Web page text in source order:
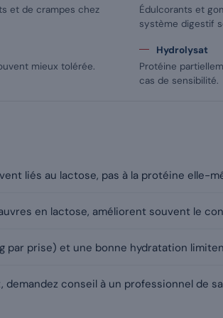
et de crampes chez
Édulcorants et
système digestif
mieux tolérée.
Hydrolysat
Protéine
cas de sensibilité.
liés au lactose, pas à la protéine elle-
en lactose, améliorent souvent le
par prise) et une bonne hydratation
demandez conseil à un professionnel de